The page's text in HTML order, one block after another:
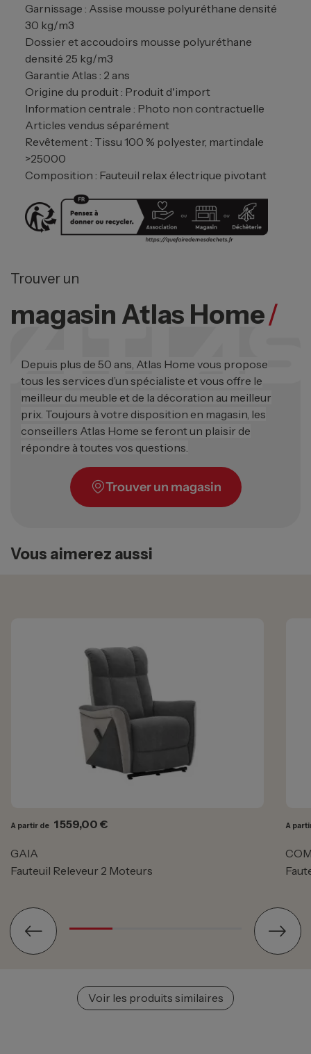
Garnissage : Assise mousse polyuréthane densité
30 kg/m3
Dossier et accoudoirs mousse polyuréthane
densité 25 kg/m3
Garantie Atlas : 2 ans
Origine du produit : Produit d'import
Information centrale : Photo non contractuelle
Articles vendus séparément
Revêtement : Tissu 100 % polyester, martindale
>25000
Composition : Fauteuil relax électrique pivotant
Trouver un
magasin Atlas Home/
Depuis plus de 50 ans, Atlas Home vous propose
tous les services d’un spécialiste et vous offre le
meilleur du meuble et de la décoration au meilleur
prix. Toujours à votre disposition en magasin, les
conseillers Atlas Home se feront un plaisir de
répondre à toutes vos questions.
Trouver un magasin
Vous aimerez aussi
A partir de Prix
1 559,00 €
GAIA
Fauteuil Releveur 2 Moteurs
A
Voir les produits similaires